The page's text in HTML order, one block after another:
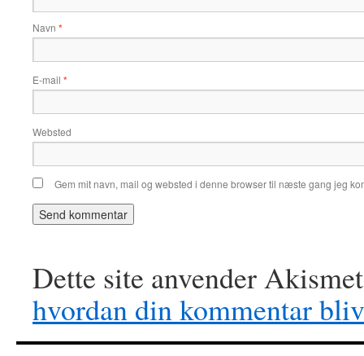
Navn *
E-mail *
Websted
Gem mit navn, mail og websted i denne browser til næste gang jeg
Dette site anvender
hvordan din kommentar